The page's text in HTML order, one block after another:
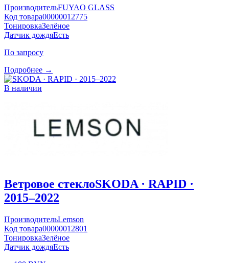
ПроизводительFUYAO GLASS
Код товара00000012775
ТонировкаЗелёное
Датчик дождяЕсть
По запросу
Подробнее →
В наличии
Ветровое стеклоSKODA · RAPID ·
2015–2022
ПроизводительLemson
Код товара00000012801
ТонировкаЗелёное
Датчик дождяЕсть